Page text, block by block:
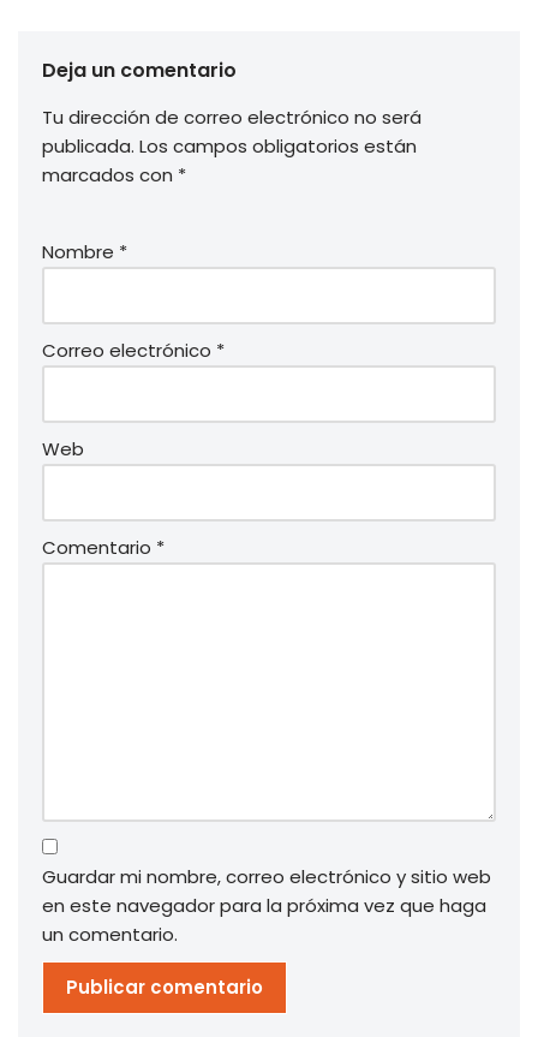
Deja un comentario
Tu dirección de correo electrónico no será
publicada. Los campos obligatorios están
marcados con *
Nombre *
Correo electrónico *
Web
Comentario *
Guardar mi nombre, correo electrónico y sitio web
en este navegador para la próxima vez que haga
un comentario.